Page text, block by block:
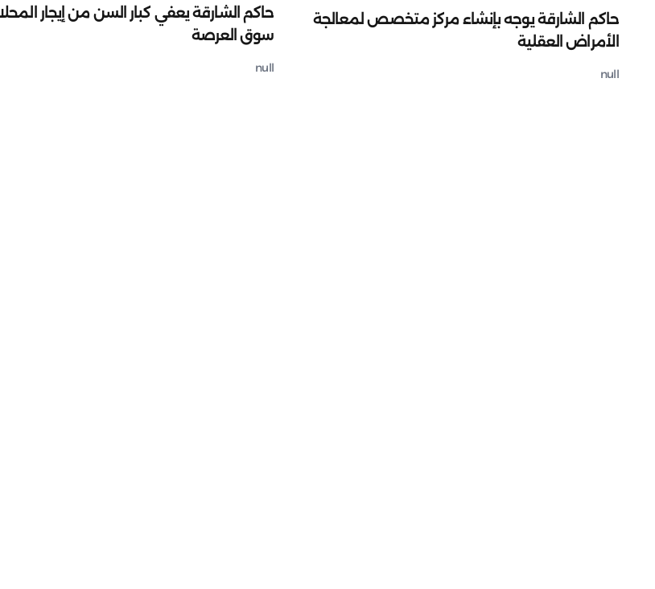
حاكم الشارقة يوجه بإنشاء مركز متخصص لمعالجة
الأمراض العقلية
null
حاكم الشارقة يعفي كبار السن من إيجار
سوق العرصة
null